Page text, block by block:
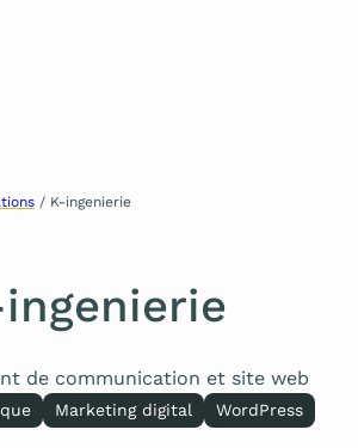
/ K-ingenierie
de communication et site web
Marketing digital WordPress